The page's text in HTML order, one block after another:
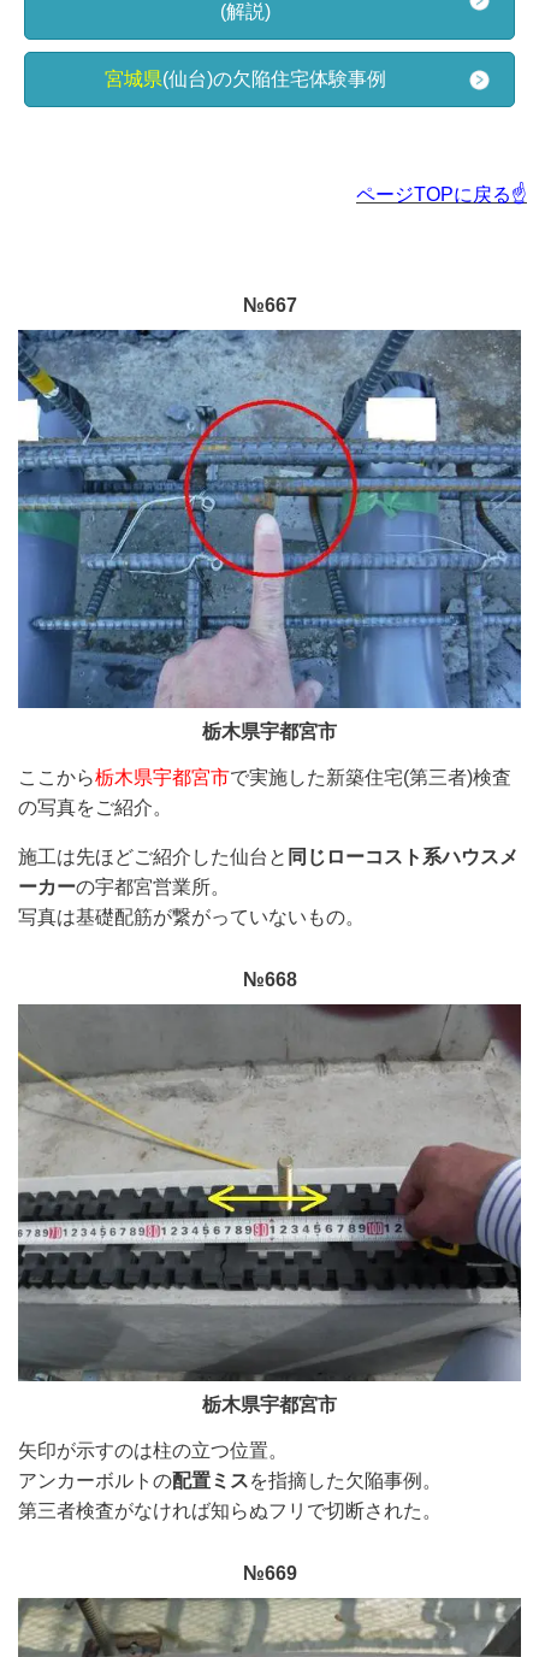
(解説)
宮城県(仙台)の欠陥住宅体験事例
ページTOPに戻る☝
№667
栃木県宇都宮市
ここから栃木県宇都宮市で実施した新築住宅(第三者)検査
の写真をご紹介。
施工は先ほどご紹介した仙台と 同じローコスト系ハウスメ
ーカーの宇都宮営業所。
写真は基礎配筋が繋がっていないもの。
№668
栃木県宇都宮市
矢印が示すのは柱の立つ位置。
アンカーボルトの配置ミスを指摘した欠陥事例。
第三者検査がなければ知らぬフリで切断された 。
№669